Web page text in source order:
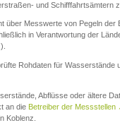
und Schifffahrtsämtern
über Messwerte von Pegeln der
in Verantwortung der
).
Rohdaten für Wasserstände
Abflüsse oder ältere
an die Betreiber der Messstellen
Koblenz.